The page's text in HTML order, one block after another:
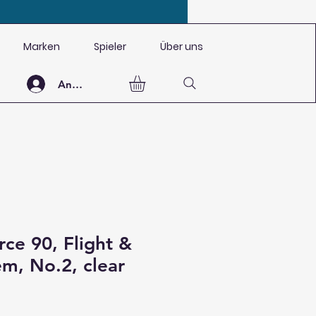
Marken Spieler Über uns
Anmelden
90, Flight &
No.2, clear